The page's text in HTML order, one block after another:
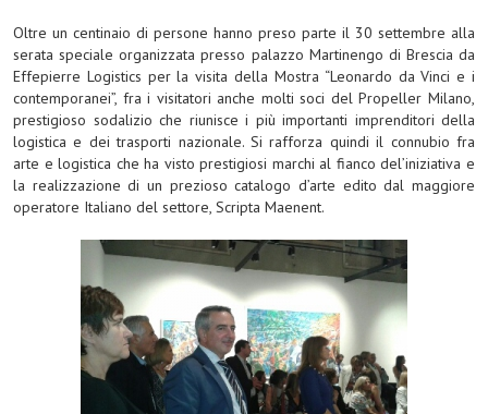
Oltre un centinaio di persone hanno preso parte il 30 settembre alla
serata speciale organizzata presso palazzo Martinengo di Brescia da
Effepierre Logistics per la visita della Mostra “Leonardo da Vinci e i
contemporanei”, fra i visitatori anche molti soci del Propeller Milano,
prestigioso sodalizio che riunisce i più importanti imprenditori della
logistica e dei trasporti nazionale. Si rafforza quindi il connubio fra
arte e logistica che ha visto prestigiosi marchi al fianco del’iniziativa e
la realizzazione di un prezioso catalogo d’arte edito dal maggiore
operatore Italiano del settore, Scripta Maenent.